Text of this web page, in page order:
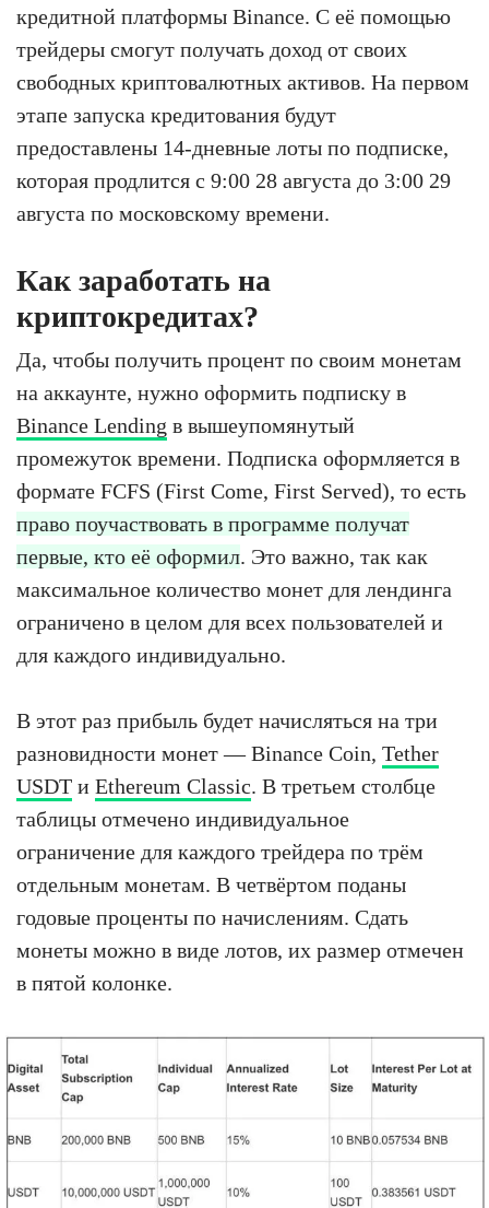
кредитной платформы Binance. С её помощью
трейдеры смогут получать доход от своих
свободных криптовалютных активов. На первом
этапе запуска кредитования будут
предоставлены 14-дневные лоты по подписке,
которая продлится с 9:00 28 августа до 3:00 29
августа по московскому времени.
Как заработать на
криптокредитах?
Да, чтобы получить процент по своим монетам
на аккаунте, нужно оформить подписку в
Binance Lending в вышеупомянутый
промежуток времени. Подписка оформляется в
формате FCFS (First Come, First Served), то есть
право поучаствовать в программе получат
первые, кто её оформил. Это важно, так как
максимальное количество монет для лендинга
ограничено в целом для всех пользователей и
для каждого индивидуально.
В этот раз прибыль будет начисляться на три
разновидности монет — Binance Coin, Tether
USDT и Ethereum Classic. В третьем столбце
таблицы отмечено индивидуальное
ограничение для каждого трейдера по трём
отдельным монетам. В четвёртом поданы
годовые проценты по начислениям. Сдать
монеты можно в виде лотов, их размер отмечен
в пятой колонке.